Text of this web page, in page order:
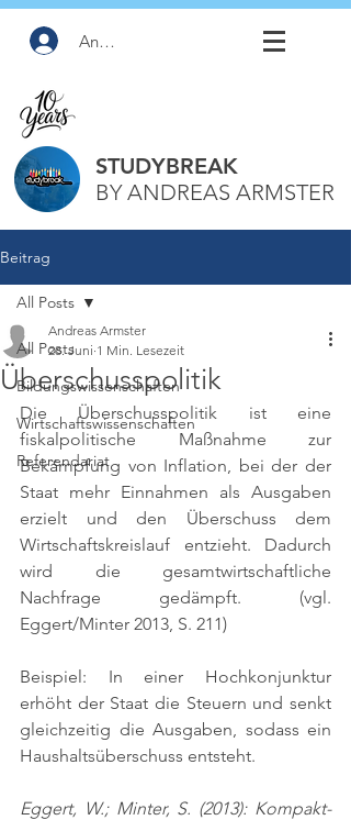
Anmelden
STUDYBREAK
BY ANDREAS ARMSTER
Beitrag
All Posts
Bildungswissenschaften
Wirtschaftswissenschaften
Referendariat
All Posts
Überschusspolitik
Andreas Armster
28. Juni 1 Min. Lesezeit
Die Überschusspolitik ist eine
fiskalpolitische Maßnahme zur
Bekämpfung von Inflation, bei der der
Staat mehr Einnahmen als Ausgaben
erzielt und den Überschuss dem
Wirtschaftskreislauf entzieht. Dadurch
wird die gesamtwirtschaftliche
Nachfrage gedämpft. (vgl.
Eggert/Minter 2013, S. 211)
Beispiel: In einer Hochkonjunktur
erhöht der Staat die Steuern und senkt
gleichzeitig die Ausgaben, sodass ein
Haushaltsüberschuss entsteht.
Eggert, W.; Minter, S. (2013): Kompakt-